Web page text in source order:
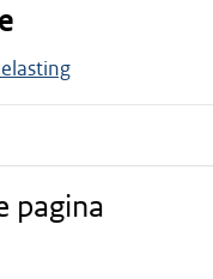
pagina